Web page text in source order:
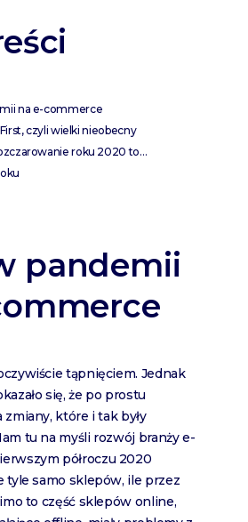
na e-commerce
czyli wielki nieobecny
roku 2020 to…
pandemii
tąpnięciem. Jednak
się, że po prostu
które i tak były
tu na myśli rozwój branży e-
półroczu 2020
tyle samo sklepów, ile przez
to część sklepów online,